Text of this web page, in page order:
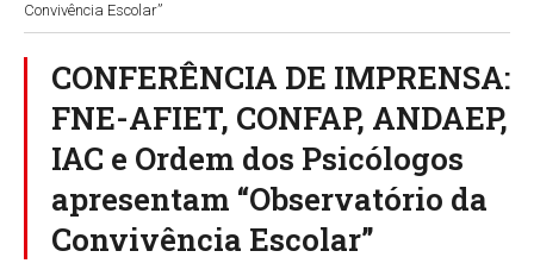
Convivência Escolar”
CONFERÊNCIA DE IMPRENSA:
FNE-AFIET, CONFAP, ANDAEP,
IAC e Ordem dos Psicólogos
apresentam “Observatório da
Convivência Escolar”